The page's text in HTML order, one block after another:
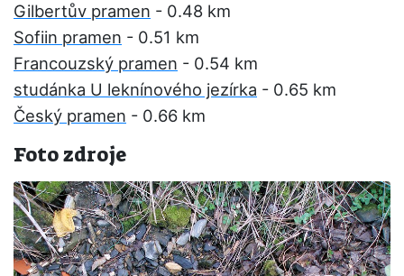
Gilbertův pramen - 0.48 km
Sofiin pramen - 0.51 km
Francouzský pramen - 0.54 km
studánka U leknínového jezírka - 0.65 km
Český pramen - 0.66 km
Foto zdroje